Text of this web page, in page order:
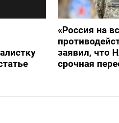
«Россия на
заявил, что
срочная